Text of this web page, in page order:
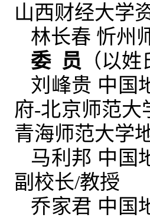
山西财经大学
林长春 忻州
委 员 （以
刘峰贵 中国
府-北京师范大
青海师范大学
马利邦 中国
副校长/教授
乔家君 中国